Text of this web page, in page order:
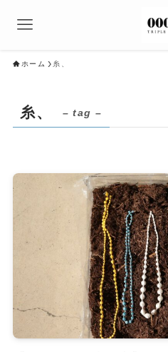
ホーム 糸、
糸、 – tag –